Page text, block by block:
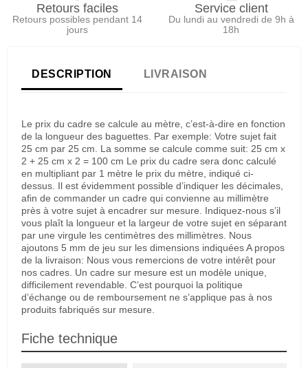
Retours faciles
Retours possibles pendant 14
jours
Service client
Du lundi au vendredi de 9h à
18h
DESCRIPTION LIVRAISON
Le prix du cadre se calcule au mètre, c’est-à-dire en fonction
de la longueur des baguettes. Par exemple: Votre sujet fait
25 cm par 25 cm. La somme se calcule comme suit: 25 cm x
2 + 25 cm x 2 = 100 cm Le prix du cadre sera donc calculé
en multipliant par 1 mètre le prix du mètre, indiqué ci-
dessus. Il est évidemment possible d’indiquer les décimales,
afin de commander un cadre qui convienne au millimètre
près à votre sujet à encadrer sur mesure. Indiquez-nous s’il
vous plaît la longueur et la largeur de votre sujet en séparant
par une virgule les centimètres des millimètres. Nous
ajoutons 5 mm de jeu sur les dimensions indiquées A propos
de la livraison: Nous vous remercions de votre intérêt pour
nos cadres. Un cadre sur mesure est un modèle unique,
difficilement revendable. C’est pourquoi la politique
d’échange ou de remboursement ne s’applique pas à nos
produits fabriqués sur mesure.
Fiche technique